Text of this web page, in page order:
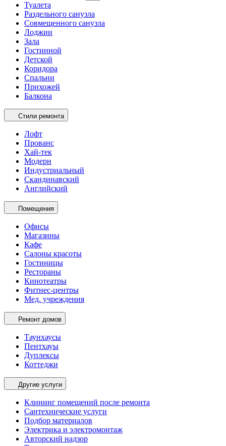
Туалета
Раздельного санузла
Совмещенного санузла
Лоджии
Зала
Гостинной
Детской
Коридора
Спальни
Прихожей
Балкона
Стили ремонта
Лофт
Прованс
Хай-тек
Модерн
Индустриальный
Скандинавский
Английский
Помещения
Офисы
Магазины
Кафе
Салоны красоты
Гостиницы
Рестораны
Кинотеатры
Фитнес-центры
Мед. учреждения
Ремонт домов
Таунхаусы
Пентхауы
Дуплексы
Коттеджи
Другие услуги
Клининг помещений после ремонта
Сантехнические услуги
Подбор материалов
Электрика и электромонтаж
Авторский надзор